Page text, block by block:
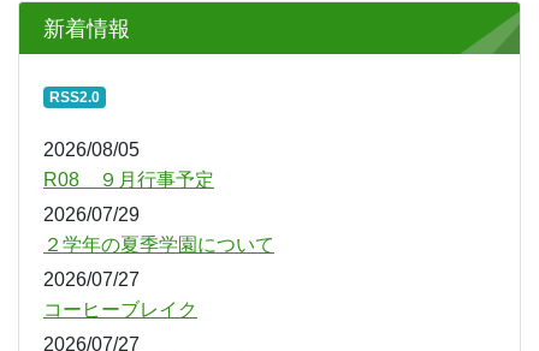
本日の運動会について
2026/05/23
学校だより ５月号
学校公開期間のお知らせ（５月）
新着情報